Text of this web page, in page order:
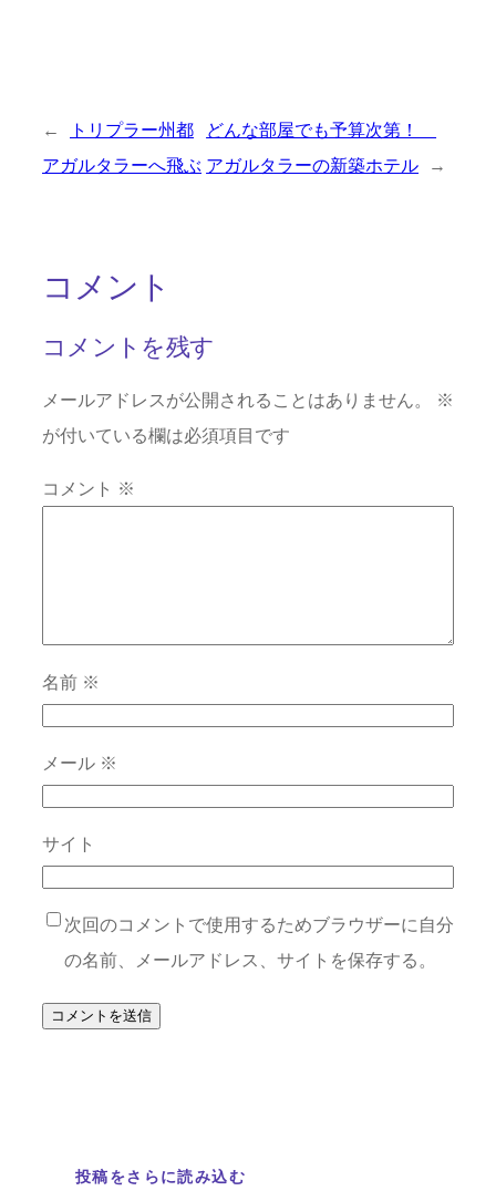
←
トリプラー州都
アガルタラーへ飛ぶ
どんな部屋でも予算次第！
アガルタラーの新築ホテル
→
コメント
コメントを残す
メールアドレスが公開されることはありません。
※
が付いている欄は必須項目です
コメント ※
名前 ※
メール ※
サイト
次回のコメントで使用するためブラウザーに自分
の名前、メールアドレス、サイトを保存する。
投稿をさらに読み込む